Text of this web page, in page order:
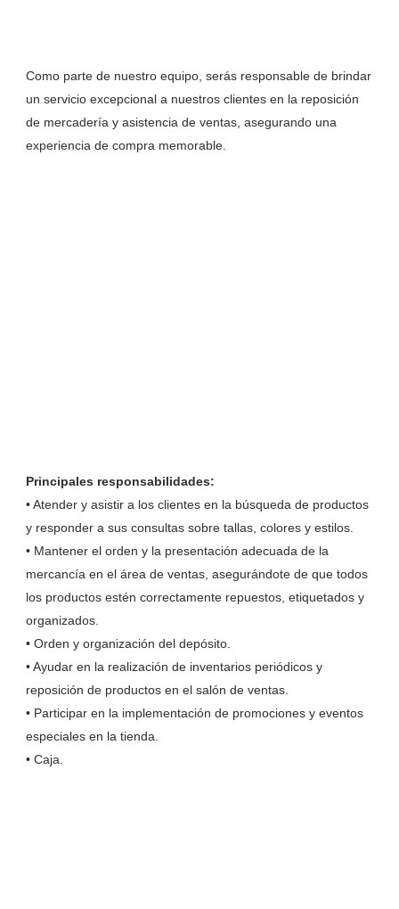
Como parte de nuestro equipo, serás responsable de brindar
un servicio excepcional a nuestros clientes en la reposición
de mercadería y asistencia de ventas, asegurando una
experiencia de compra memorable.
Principales responsabilidades:
• Atender y asistir a los clientes en la búsqueda de productos
y responder a sus consultas sobre tallas, colores y estilos.
• Mantener el orden y la presentación adecuada de la
mercancía en el área de ventas, asegurándote de que todos
los productos estén correctamente repuestos, etiquetados y
organizados.
• Orden y organización del depósito.
• Ayudar en la realización de inventarios periódicos y
reposición de productos en el salón de ventas.
• Participar en la implementación de promociones y eventos
especiales en la tienda.
• Caja.